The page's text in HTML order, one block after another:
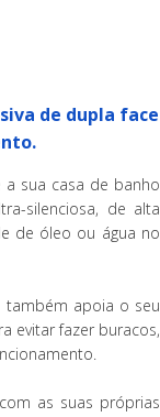
de dupla face
sua casa de banho
silenciosa, de alta
de óleo ou água no
também apoia o seu
evitar fazer buracos,
as suas próprias